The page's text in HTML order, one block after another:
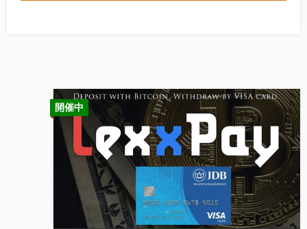
開催中